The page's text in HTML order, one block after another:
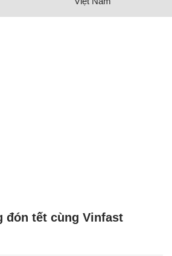
đón tết cùng Vinfast